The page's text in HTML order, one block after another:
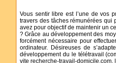
Vous sentir libre est l’une de vos
travers des tâches rémunérées qui
avez pour objectif de maintenir un
? Grâce au développement des
forcément nécessaire pour
ordinateur. Désireuses de
développement du le télétravail
vite recherche-travail-